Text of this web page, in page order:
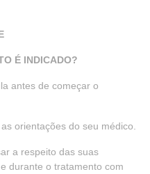
É INDICADO?
antes de começar o
orientações do seu médico.
a respeito das suas
durante o tratamento com